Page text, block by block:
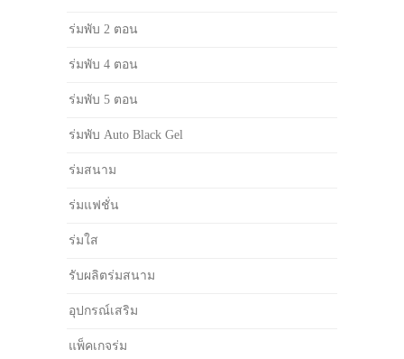
ร่มพับ 2 ตอน
ร่มพับ 4 ตอน
ร่มพับ 5 ตอน
ร่มพับ Auto Black Gel
ร่มสนาม
ร่มแฟชั่น
ร่มใส
รับผลิตร่มสนาม
อุปกรณ์เสริม
แพ็คเกจร่ม